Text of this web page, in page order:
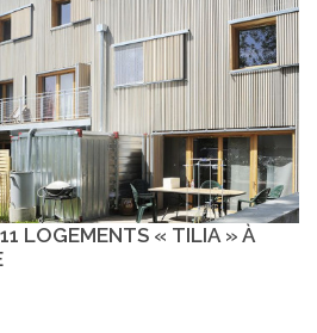
LOGEMENTS « TILIA » À